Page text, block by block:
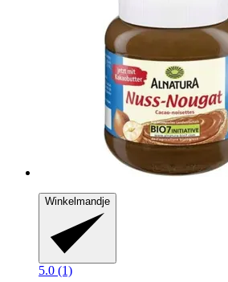
Winkelmandje
5.0 (1)